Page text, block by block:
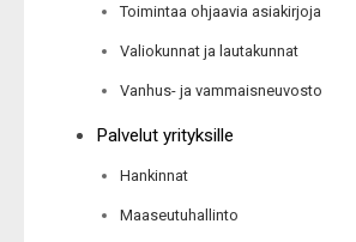
Toimintaa ohjaavia asiakirjoja
Valiokunnat ja lautakunnat
Vanhus- ja vammaisneuvosto
Palvelut yrityksille
Hankinnat
Maaseutuhallinto